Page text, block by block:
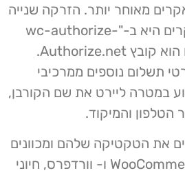
מאוחר יותר. הזרקה שנייה
שבוצעה על ידי ההאקרים היא ב-"wc-authorize-
net-cim.min.js", גם הוא קובץ Authorize.net.
תשלום נוספים ממרכיבי
במטרה ליירט את שם הקורבן,
והמיקוד.
את הטקטיקה שלהם ומכוונים
יותר ויותר לאתרי WooCommerce ו- וורדפרס, חיוני